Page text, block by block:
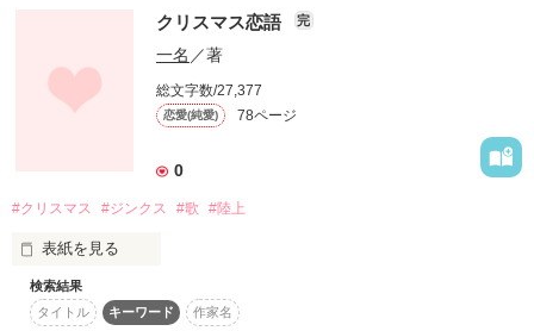
「あの羽田一尉が夢中になる女性ですからね」
「きっと羽田一尉は、
あなたに運命を感じたんでしょうね」
私は徐々に恋心を意識して――
✻　✻　✻
あなたのイチオシはどっち？ミニコンテスト
「頭脳派 or 肉体派」にて
最終選考に残して頂きました
ありがとうございます✨
素敵なレビューありがとうございます
作品を読む
こちらは修正前のデータとなります
文庫版では大幅な加筆・変更がございます
照れたときに下がる眉も
襟足に触れるやわらかい髪も
笑うとのぞく八重歯も
クリスマス恋語 完
一名 ／著
総文字数/27,377
恋愛(純愛) 78ページ
0
#クリスマス #ジンクス #歌 #陸上
表紙を見る
クリスマス。
検索結果
タイトル
キーワード 作家名